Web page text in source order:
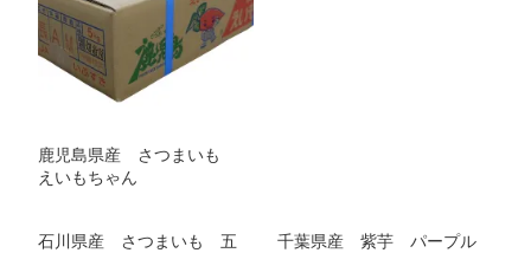
鹿児島県産 さつまいも
えいもちゃん
石川県産 さつまいも 五
千葉県産 紫芋 パープル